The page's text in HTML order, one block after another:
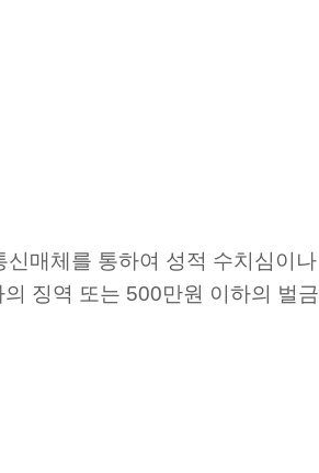
매체를 통하여 성적 수치심이나
징역 또는 500만원 이하의 벌금